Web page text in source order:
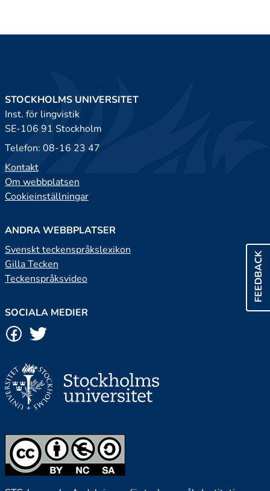
FEEDBACK
STOCKHOLMS UNIVERSITET
Inst. för lingvistik
SE-106 91 Stockholm
Telefon: 08-16 23 47
Kontakt
Om webbplatsen
Cookieinställningar
ANDRA WEBBPLATSER
Svenskt teckenspråkslexikon
Gilla Tecken
Teckenspråksvideo
SOCIALA MEDIER